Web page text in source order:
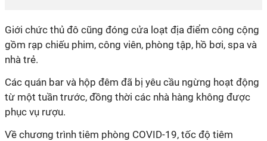
Giới chức thủ đô cũng đóng cửa loạt địa điểm công cộng
gồm rạp chiếu phim, công viên, phòng tập, hồ bơi, spa và
nhà trẻ.
Các quán bar và hộp đêm đã bị yêu cầu ngừng hoạt động
từ một tuần trước, đồng thời các nhà hàng không được
phục vụ rượu.
Về chương trình tiêm phòng COVID-19, tốc độ tiêm